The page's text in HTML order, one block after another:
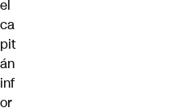
el
ca
pit
án
inf
or